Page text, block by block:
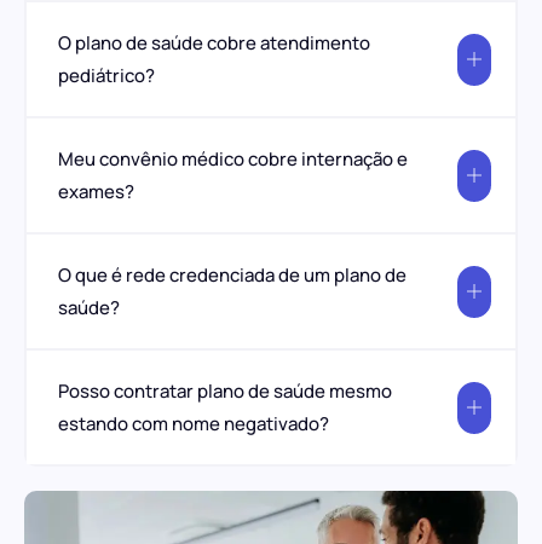
O plano de saúde cobre atendimento
pediátrico?
Meu convênio médico cobre internação e
exames?
O que é rede credenciada de um plano de
saúde?
Posso contratar plano de saúde mesmo
estando com nome negativado?